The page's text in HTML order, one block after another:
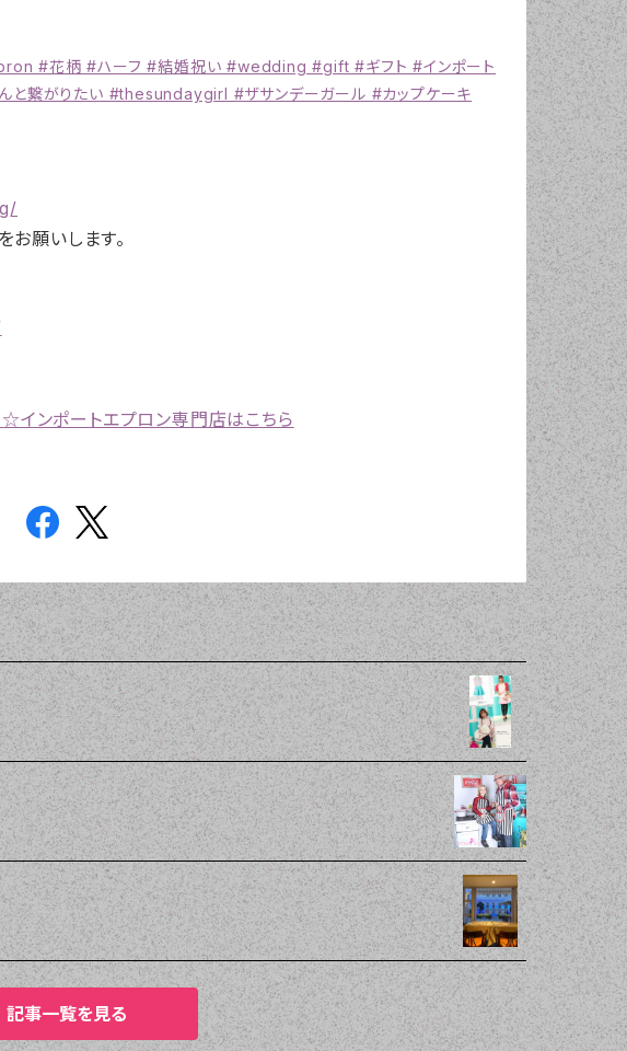
#花柄 #ハーフ #結婚祝い #wedding #gift #ギフト #インポート
と繋がりたい #thesundaygirl #ザサンデーガール #カップケーキ
願いします。
インポートエプロン専門店はこちら
記事一覧を見る